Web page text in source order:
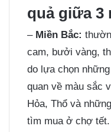
quả giữa 3
– Miền Bắc:
cam, bưởi vàng,
do lựa chọn
quan về màu sắc
Hỏa, Thổ và
tìm mua ở chợ tết.